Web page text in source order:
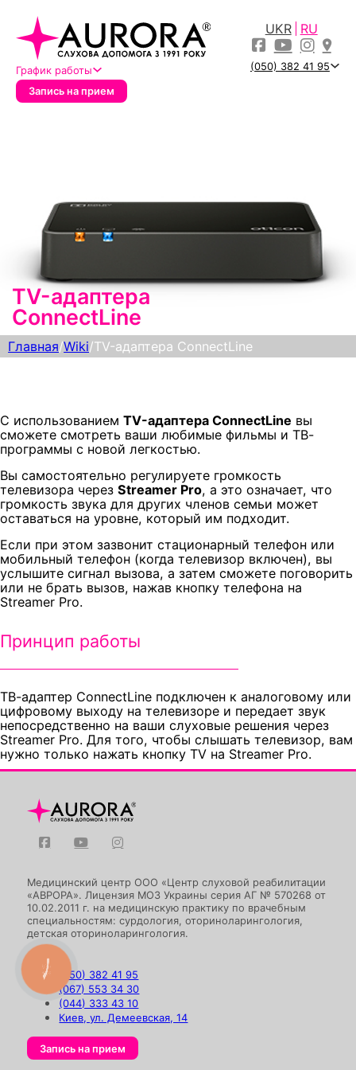
UKR RU
График работы
(050) 382 41 95
Запись на прием
TV-адаптера
ConnectLine
Главная/Wiki/TV-адаптера ConnectLine
С использованием TV-адаптера ConnectLine вы
сможете смотреть ваши любимые фильмы и ТВ-
программы с новой легкостью.
Вы самостоятельно регулируете громкость
телевизора через Streamer Pro, а это означает, что
громкость звука для других членов семьи может
оставаться на уровне, который им подходит.
Если при этом зазвонит стационарный телефон или
мобильный телефон (когда телевизор включен), вы
услышите сигнал вызова, а затем сможете поговорить
или не брать вызов, нажав кнопку телефона на
Streamer Pro.
Принцип работы
ТВ-адаптер ConnectLine подключен к аналоговому или
цифровому выходу на телевизоре и передает звук
непосредственно на ваши слуховые решения через
Streamer Pro. Для того, чтобы слышать телевизор, вам
нужно только нажать кнопку TV на Streamer Pro.
Медицинский центр ООО «Центр слуховой реабилитации
«АВРОРА». Лицензия МОЗ Украины серия АГ № 570268 от
10.02.2011 г. на медицинскую практику по врачебным
специальностям: сурдология, оториноларингология,
детская оториноларингология.
(050) 382 41 95
(067) 553 34 30
(044) 333 43 10
Киев, ул. Демеевская, 14
Запись на прием
КНОПКА
ЗВ'ЯЗКУ